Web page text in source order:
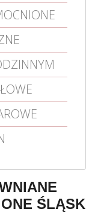
ŚLĄSK